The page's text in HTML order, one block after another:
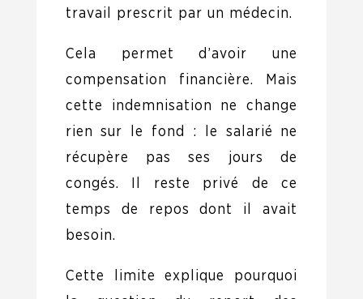
travail prescrit par un médecin.
Cela permet d’avoir une
compensation financière. Mais
cette indemnisation ne change
rien sur le fond : le salarié ne
récupère pas ses jours de
congés. Il reste privé de ce
temps de repos dont il avait
besoin.
Cette limite explique pourquoi